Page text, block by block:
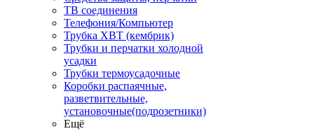
ТВ соединения
Телефония/Компьютер
Трубка ХВТ (кембрик)
Трубки и перчатки холодной
усадки
Трубки термоусадочные
Коробки распаячные,
разветвительные,
установочные(подрозетники)
Ещё